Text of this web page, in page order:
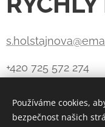
+420 725 572 274
Vytvořeno
Používáme cookies,
bezpečnost našich